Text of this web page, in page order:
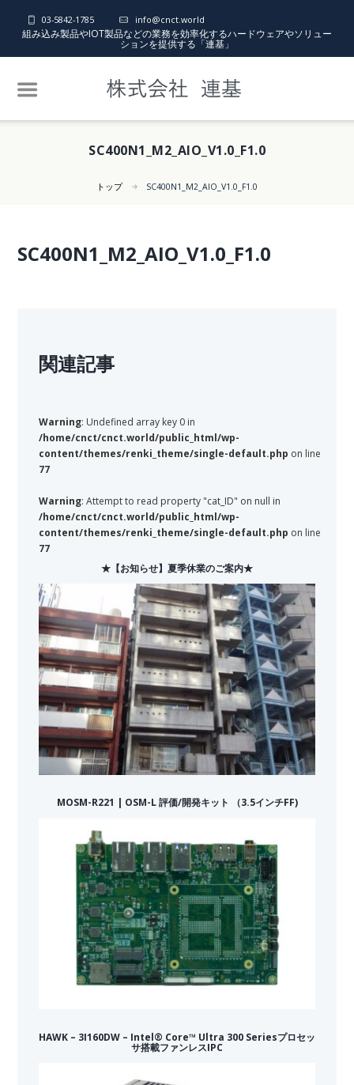
03-5842-1785 info@cnct.world
組み込み製品やIOT製品などの業務を効率化するハードウェアやソリュー
ションを提供する「連基」
SC400N1_M2_AIO_V1.0_F1.0
トップ SC400N1_M2_AIO_V1.0_F1.0
SC400N1_M2_AIO_V1.0_F1.0
関連記事
Warning: Undefined array key 0 in
/home/cnct/cnct.world/public_html/wp-
content/themes/renki_theme/single-default.php on line
77
Warning: Attempt to read property "cat_ID" on null in
/home/cnct/cnct.world/public_html/wp-
content/themes/renki_theme/single-default.php on line
77
★【お知らせ】夏季休業のご案内★
MOSM-R221 | OSM-L 評価/開発キット （3.5インチFF)
HAWK – 3I160DW – Intel® Core™ Ultra 300 Seriesプロセッ
サ搭載ファンレスIPC